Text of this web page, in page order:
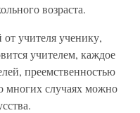
возраста.
от учителя ученику,
учителем, каждое
преемственностью
многих случаях можно